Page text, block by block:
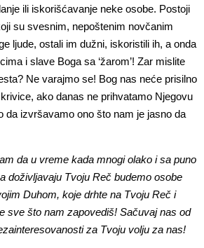
ili iskorišćavanje neke osobe. Postoji
su svesnim, nepoštenim novčanim
ljude, ostali im dužni, iskoristili ih, a onda
i slave Boga sa ‘žarom’! Zar mislite
Ne varajmo se! Bog nas neće prisilno
ako danas ne prihvatamo Njegovu
da izvršavamo ono što nam je jasno da
da u vreme kada mnogi olako i sa puno
doživljavaju Tvoju Reč budemo osobe
Duhom, koje drhte na Tvoju Reč i
sve što nam zapovediš! Sačuvaj nas od
za Tvoju volju za nas!